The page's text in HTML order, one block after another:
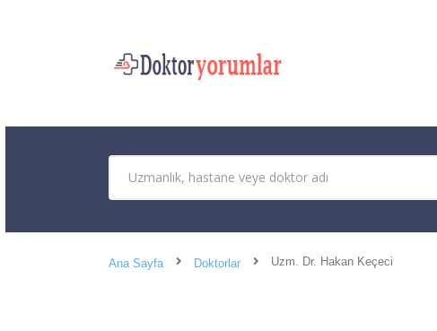
Ana Sayfa Doktorlar Uzm. Dr. Hakan Keçeci